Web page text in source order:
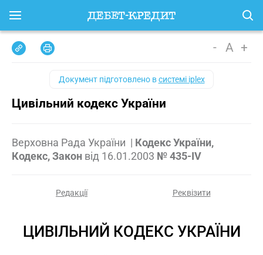
- A +
Документ підготовлено всистемі iplex
Цивільний кодекс України
Верховна Рада України | Кодекс України,
Кодекс, Закон від 16.01.2003 № 435-IV
Редакції Реквізити
ЦИВІЛЬНИЙ КОДЕКС УКРАЇНИ